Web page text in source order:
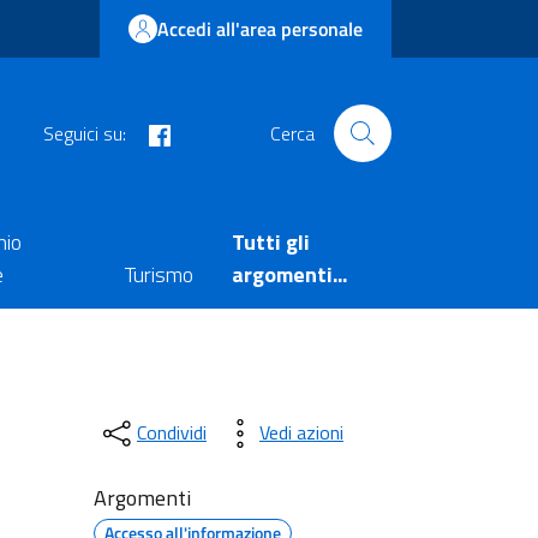
Accedi all'area personale
Seguici su: Cerca
Turismo
Tutti gli
argomenti...
Condividi Vedi azioni
Argomenti
Accesso all'informazione